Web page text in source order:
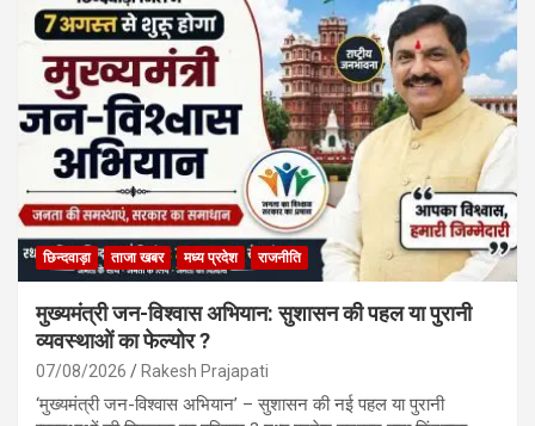
छिन्दवाड़ा ताजा खबर मध्य प्रदेश राजनीति
मुख्यमंत्री जन-विश्वास अभियान: सुशासन की पहल या पुरानी
व्यवस्थाओं का फेल्योर ?
07/08/2026 Rakesh Prajapati
‘मुख्यमंत्री जन-विश्वास अभियान’ – सुशासन की नई पहल या पुरानी